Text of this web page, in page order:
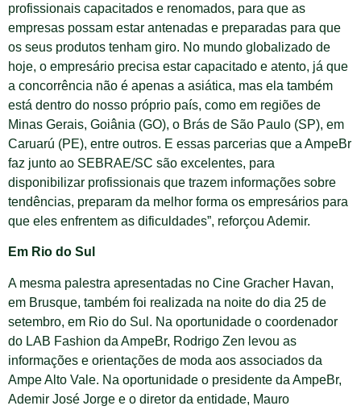
profissionais capacitados e renomados, para que as
empresas possam estar antenadas e preparadas para que
os seus produtos tenham giro. No mundo globalizado de
hoje, o empresário precisa estar capacitado e atento, já que
a concorrência não é apenas a asiática, mas ela também
está dentro do nosso próprio país, como em regiões de
Minas Gerais, Goiânia (GO), o Brás de São Paulo (SP), em
Caruarú (PE), entre outros. E essas parcerias que a AmpeBr
faz junto ao SEBRAE/SC são excelentes, para
disponibilizar profissionais que trazem informações sobre
tendências, preparam da melhor forma os empresários para
que eles enfrentem as dificuldades”, reforçou Ademir.
Em Rio do Sul
A mesma palestra apresentadas no Cine Gracher Havan,
em Brusque, também foi realizada na noite do dia 25 de
setembro, em Rio do Sul. Na oportunidade o coordenador
do LAB Fashion da AmpeBr, Rodrigo Zen levou as
informações e orientações de moda aos associados da
Ampe Alto Vale. Na oportunidade o presidente da AmpeBr,
Ademir José Jorge e o diretor da entidade, Mauro